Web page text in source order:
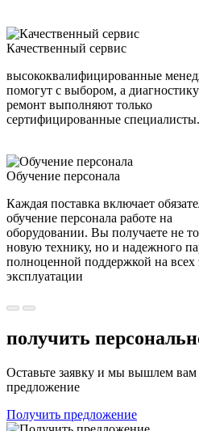
Качественный сервис
высококвалифицированные
помогут с выбором, а
ремонт выполняют только
сертифицированные специалисты.
Обучение персонала
Каждая поставка включает
обучение персонала работе на
оборудовании. Вы получаете не
новую технику, но и надежного
полноценной поддержкой на всех
эксплуатации
получить
Оставьте заявку и мы вышлем вам
предложение
Получить предложение